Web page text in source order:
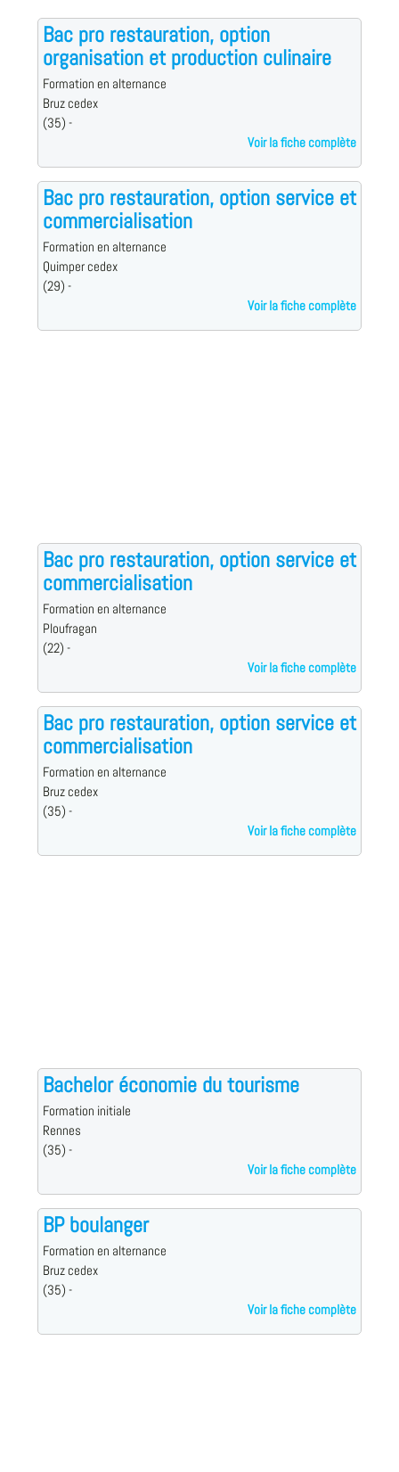
Bac pro restauration, option
organisation et production culinaire
Formation en alternance
Bruz cedex
(35) -
Voir la fiche complète
Bac pro restauration, option service et
commercialisation
Formation en alternance
Quimper cedex
(29) -
Voir la fiche complète
Bac pro restauration, option service et
commercialisation
Formation en alternance
Ploufragan
(22) -
Voir la fiche complète
Bac pro restauration, option service et
commercialisation
Formation en alternance
Bruz cedex
(35) -
Voir la fiche complète
Bachelor économie du tourisme
Formation initiale
Rennes
(35) -
Voir la fiche complète
BP boulanger
Formation en alternance
Bruz cedex
(35) -
Voir la fiche complète